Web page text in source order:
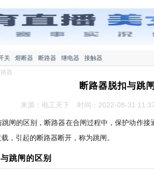
关 熔断器 断路器 继电器
接触器
器
断路器脱扣与跳
来源：电工天下 时间：2022-08-31
跳闸的区别，断路器在合闸过程中，保护动作
，引起的断路器断开，称为跳闸。
跳闸的区别